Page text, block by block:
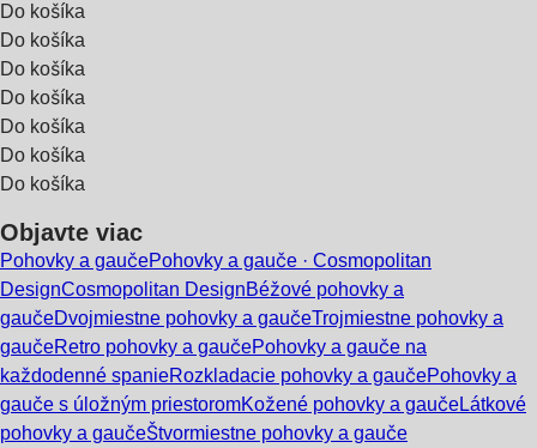
Do košíka
Do košíka
Do košíka
Do košíka
Do košíka
Do košíka
Do košíka
Objavte viac
Pohovky a gaučePohovky a gauče · Cosmopolitan
DesignCosmopolitan DesignBéžové pohovky a
gaučeDvojmiestne pohovky a gaučeTrojmiestne pohovky a
gaučeRetro pohovky a gaučePohovky a gauče na
každodenné spanieRozkladacie pohovky a gaučePohovky a
gauče s úložným priestoromKožené pohovky a gaučeLátkové
pohovky a gaučeŠtvormiestne pohovky a gauče